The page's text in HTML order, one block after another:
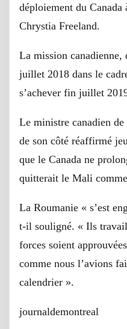
déploiement du Canada
Chrystia Freeland.
La mission canadienne,
juillet 2018 dans le
s’achever fin juillet
Le ministre canadien
de son côté réaffirmé
que le Canada ne
quitterait le Mali
La Roumanie « s’est
t-il souligné. « Ils
forces soient
comme nous l’avions
calendrier ».
journaldemontreal